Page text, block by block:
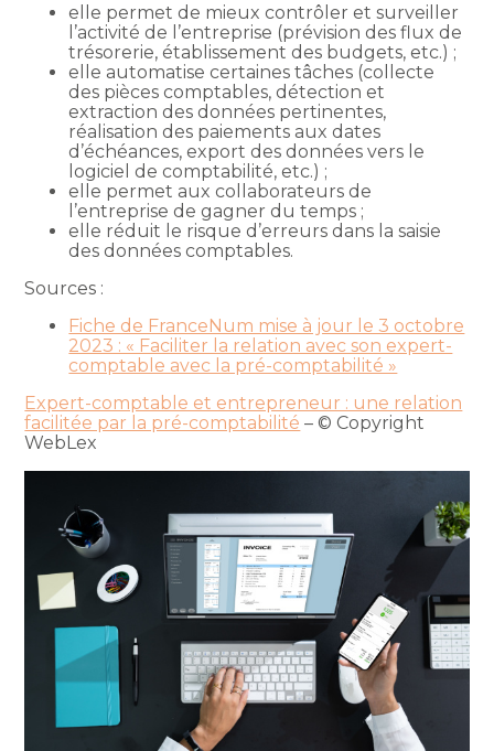
elle permet de mieux contrôler et surveiller
l’activité de l’entreprise (prévision des flux de
trésorerie, établissement des budgets, etc.) ;
elle automatise certaines tâches (collecte
des pièces comptables, détection et
extraction des données pertinentes,
réalisation des paiements aux dates
d’échéances, export des données vers le
logiciel de comptabilité, etc.) ;
elle permet aux collaborateurs de
l’entreprise de gagner du temps ;
elle réduit le risque d’erreurs dans la saisie
des données comptables.
Sources :
Fiche de FranceNum mise à jour le 3 octobre
2023 : « Faciliter la relation avec son expert-
comptable avec la pré-comptabilité »
Expert-comptable et entrepreneur : une relation
facilitée par la pré-comptabilité – © Copyright
WebLex